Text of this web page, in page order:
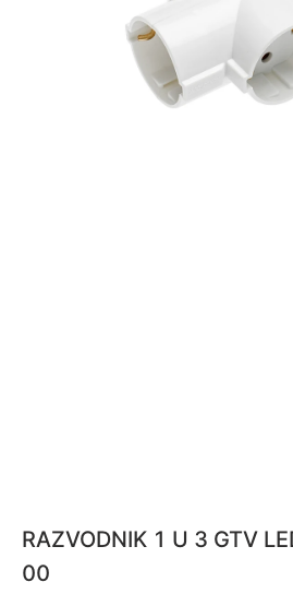
RAZVODNIK 1 U 3 GTV
00